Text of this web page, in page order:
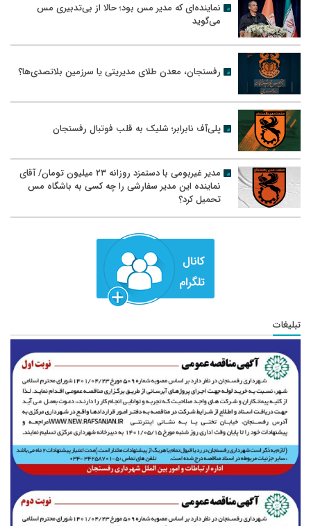
نماینده‌ای که مدیر مس بود؛ حالا از بی‌تدبیری مس
می‌گوید
رفسنجان، معدن طلای مدیریتی یا سرزمین بلاتصدی‌ها؟
پلی‌آف نابرابر؛ شلیک به قلب فوتبال رفسنجان
مدیر غیربومی با دستمزد روزانه ۲۳ میلیون تومان/ آقای
نماینده این مدیر سفارشی را چه کسی به باشگاه مس
تحمیل کرد؟
تبلیغات